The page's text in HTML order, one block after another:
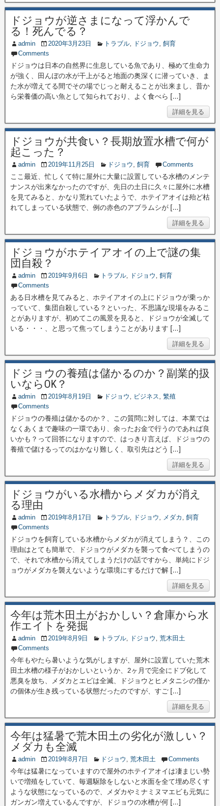
ドジョウが逆さまになって浮かんで
る！死んでる？
admin 2020年3月23日 トラブル, ドジョウ , 飼育
Comments
ドジョウは日本の自然界に生息している魚であり、極めて生命力
が強く、田んぼの水が干上がると地面の奥深くに潜っていき、ま
た水が増えてる間でその場でじっと耐えることが出来まし、昔か
ら栄養価の高い魚として知られており、よく食べら […]
詳細を見る
ドジョウが共食い？長期放置水槽で何が
起こった？
admin 2019年11月25日 ドジョウ , 飼育 Comments
ここ最近、忙しくて特に屋外に大量に設置している水槽のメンテ
ナンスが出来なかったのですが、先日の土日に久々に屋外に水槽
を見てみると、かなり荒れていたようで、ホテイアオイは殆ど枯
れてしまっている状態で、例の赤色のアブラムシが […]
詳細を見る
ドジョウがホテイアオイの上で謎の集
団自殺？
admin 2019年9月6日 トラブル, ドジョウ , 飼育
Comments
ある日水槽を見てみると、ホテイアオイの上にドジョウが乗っか
っていて、集団自殺している？といった、不思議な現場をみるこ
とがありますが、初めてこの風景を見ると、ドジョウが全滅して
いる・・・、と思って焦ってしまうことがあります […]
詳細を見る
ドジョウの養殖は儲かるのか？副業的扱
いならOK？
admin 2019年8月19日 ドジョウ , ビジネス, 繁殖
Comments
ドジョウの養殖は儲かるのか？、この質問に対しては、本業では
なくあくまで趣味の一環であり、余ったお金で行うのであれば良
いかも？って回答になりますので、はっきり言えば、ドジョウの
養殖で儲けるってのはかなり難しく、取引先はどう […]
詳細を見る
ドジョウがいる水槽からメダカが消え
る理由
admin 2019年8月17日 トラブル, ドジョウ , メダカ , 飼育
Comments
ドジョウを飼育している水槽からメダカが消えてしまう？、この
理由はとても簡単で、ドジョウがメダカを襲って食べてしまうの
で、それで水槽から消えてしまうだけの話ですから、単純にドジ
ョウがメダカを襲えないような環境にするだけで解 […]
詳細を見る
今年は荒木田土がおかしい？倉庫から水
作エイトを発掘
admin 2019年8月9日 トラブル, ドジョウ , 荒木田土
Comments
今年もやたら暑いような気がしますが、屋外に設置していた荒木
田土水槽の様子がおかしいというか、2ヶ月で完全にドブ化して
悪臭を放ち、メダカとエビは全滅、ドジョウとヒメタニシの僅か
の個体が生き残っている状態だったのですが、すご […]
詳細を見る
今年は猛暑で荒木田土の劣化が激しい？
メダカも全滅
admin 2019年8月7日 ドジョウ , 荒木田土 Comments
今年は猛暑になっていますので屋外のホテイアオイは凄まじい勢
いで増殖をしていて、毎週駆除をしないと水面を全て埋め尽くす
ような状態になっているので、メダカやミナミヌマエビも元気に
ガンガン増えているんですが、ドジョウの水槽が何 […]